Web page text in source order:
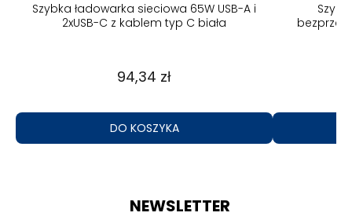
Szybka ładowarka indukcyjna
bezprzewodowa do Magsafe Iphone
37,10 zł
DO KOSZYKA
Folia
NEWSLETTER